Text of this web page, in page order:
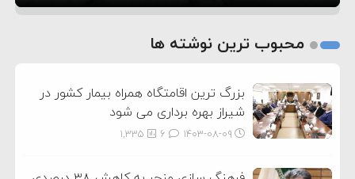
2
محبوب ترین نوشته ها
بزرگ ترین اقامتگاه همراه بیمار کشور در
شیراز بهره برداری می شود
۱۴۰۳-۰۸-۰۹ 1,335